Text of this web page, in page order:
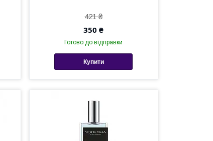
421 ₴
350 ₴
Готово до відправки
Купити